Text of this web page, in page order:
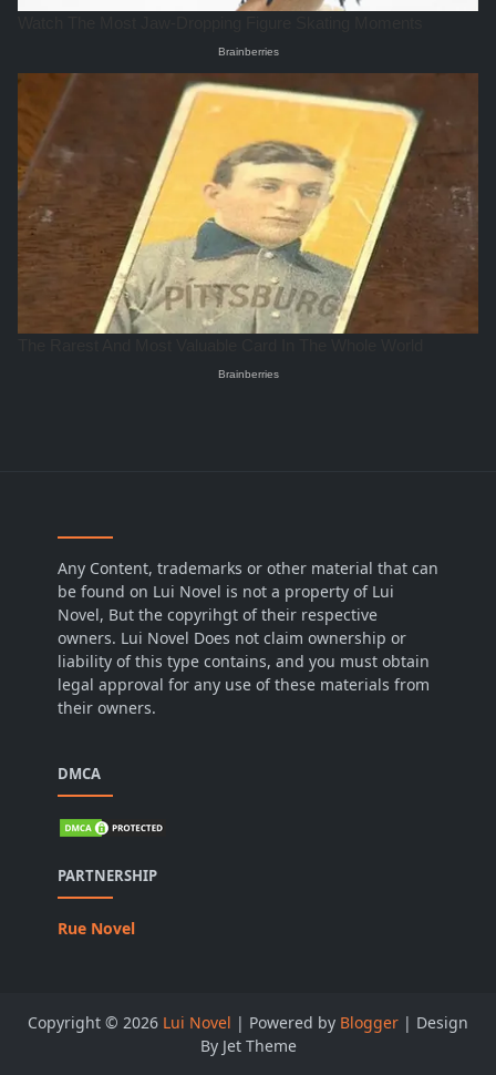
Any Content, trademarks or other material that can
be found on Lui Novel is not a property of Lui
Novel, But the copyrihgt of their respective
owners. Lui Novel Does not claim ownership or
liability of this type contains, and you must obtain
legal approval for any use of these materials from
their owners.
DMCA
PARTNERSHIP
Rue Novel
Copyright © 2026 Lui Novel | Powered by Blogger | Design
By Jet Theme